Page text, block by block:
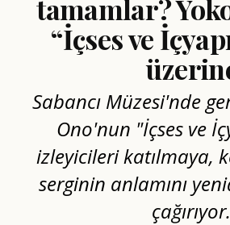
tamamlar?
“İçses ve
Sabancı Müzesi'nde
Ono'nun "İçses ve
izleyicileri katılmaya,
serginin anlamını
çağırıyor.